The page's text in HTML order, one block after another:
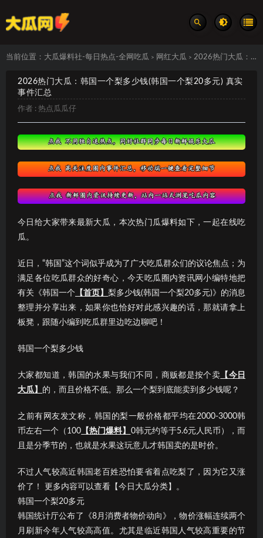
当前位置： 大瓜爆料社-每日热点-全网吃瓜 > 网红大瓜 > 2026热门大瓜：韩国一个梨多少钱(韩国一个梨20多元) 真实事件汇总
2026热门大瓜：韩国一个梨多少钱(韩国一个梨20多元) 真实
事件汇总
作者 : 热点瓜瓜仔
今日给大家带来最新大瓜，本次热门瓜爆料如下，一起在线吃
瓜。
近日，“韩国”这个词似乎成为了广大吃瓜群众们的议论焦点；为
满足各位吃瓜群众的好奇心，今天吃瓜圈内资讯网小编特地把
有关《韩国一个 【首页】 梨多少钱(韩国一个梨20多元)》的消息
整理并分享出来，如果你也恰好对此感兴趣的话，那就请拿上
板凳，跟随小编到吃瓜群里边吃边聊吧！
韩国一个梨多少钱
大家都知道，韩国的水果与我们不同，商贩都是按个卖 【今日
大瓜】 的，而且价格不低。那么一个梨到底能卖到多少钱呢？
之前有网友发文称，韩国的梨一般价格都平均在2000-3000韩
币左右一个（100 【热门爆料】 0韩元约等于5.6元人民币），而
且是分季节的，也就是水果这玩意儿才韩国卖的是时价。
不过人气较高近韩国老百姓恐怕要省着点吃梨了，因为它又涨
价了！ 更多内容可以查看【今日大瓜分类】。
韩国一个梨20多元
韩国统计厅公布了《8月消费者物价动向》，物价涨幅连续两个
月刷新今年人气较高高值。尤其是临近韩国人气较高重要的节